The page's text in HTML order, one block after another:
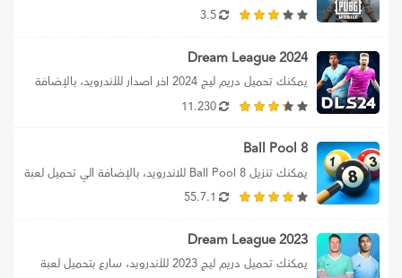
ببجي موبايل للأندرويد برابط...
3.5
Dream League 2024
الي تحميل دريم ليج من...
11.230
8 Ball Pool
بلياردو الأصلية 2024، كما...
55.7.1
Dream League 2023